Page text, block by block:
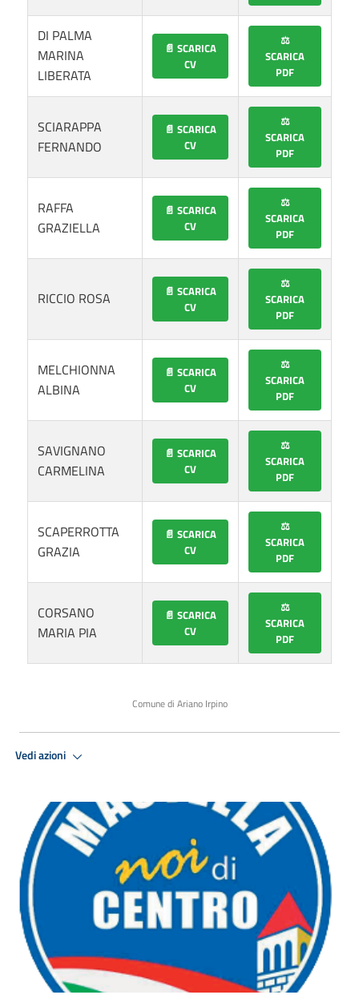
DI PALMA
MARINA
LIBERATA
📄 SCARICA
CV
⚖️
SCARICA
PDF
SCIARAPPA
FERNANDO
📄 SCARICA
CV
⚖️
SCARICA
PDF
RAFFA
GRAZIELLA
📄 SCARICA
CV
⚖️
SCARICA
PDF
RICCIO ROSA
📄 SCARICA
CV
⚖️
SCARICA
PDF
MELCHIONNA
ALBINA
📄 SCARICA
CV
⚖️
SCARICA
PDF
SAVIGNANO
CARMELINA
📄 SCARICA
CV
⚖️
SCARICA
PDF
SCAPERROTTA
GRAZIA
📄 SCARICA
CV
⚖️
SCARICA
PDF
CORSANO
MARIA PIA
📄 SCARICA
CV
⚖️
SCARICA
PDF
Comune di Ariano Irpino
Vedi azioni